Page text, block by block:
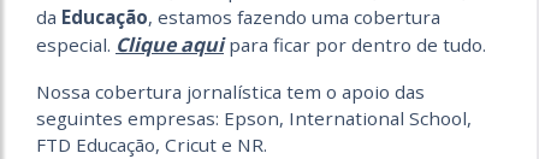
da Educação, estamos fazendo uma cobertura
especial. Clique aquipara ficar por dentro de tudo.
Nossa cobertura jornalística tem o apoio das
seguintes empresas: Epson, International School,
FTD Educação, Cricut e NR.